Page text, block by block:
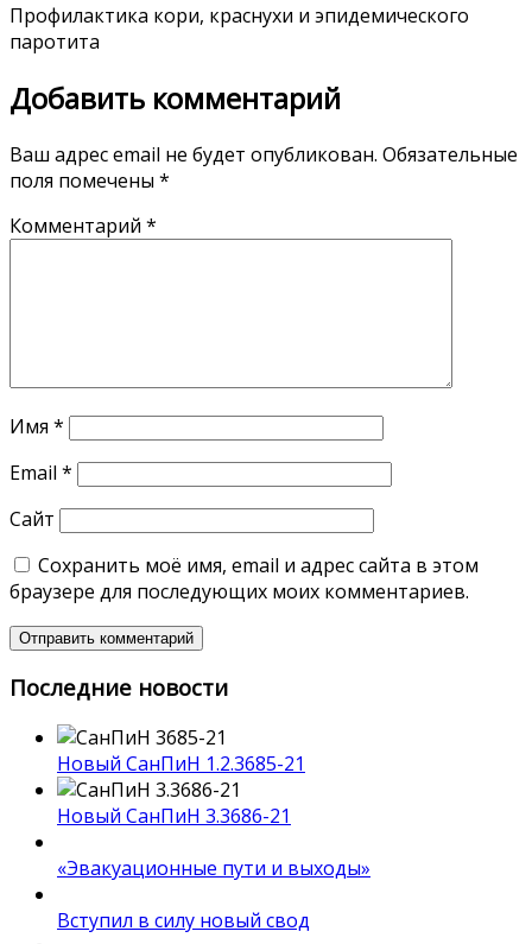
Профилактика кори, краснухи и эпидемического
паротита
Добавить комментарий
Ваш адрес email не будет опубликован. Обязательные
поля помечены *
Комментарий *
Имя *
Email *
Сайт
Сохранить моё имя, email и адрес сайта в этом
браузере для последующих моих комментариев.
Последние новости
Новый СанПиН 1.2.3685-21
Новый СанПиН 3.3686-21
«Эвакуационные пути и выходы»
Вступил в силу новый свод